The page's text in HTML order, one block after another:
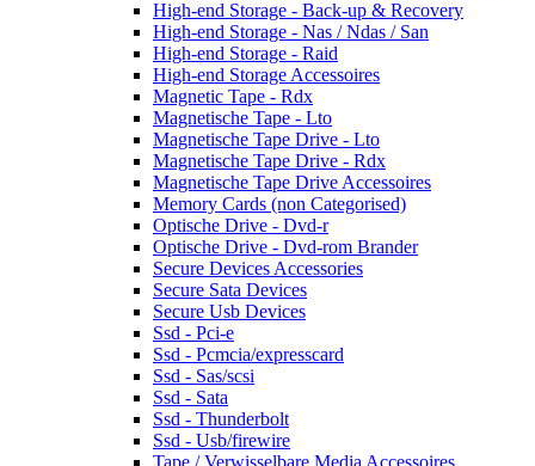
High-end Storage - Back-up & Recovery
High-end Storage - Nas / Ndas / San
High-end Storage - Raid
High-end Storage Accessoires
Magnetic Tape - Rdx
Magnetische Tape - Lto
Magnetische Tape Drive - Lto
Magnetische Tape Drive - Rdx
Magnetische Tape Drive Accessoires
Memory Cards (non Categorised)
Optische Drive - Dvd-r
Optische Drive - Dvd-rom Brander
Secure Devices Accessories
Secure Sata Devices
Secure Usb Devices
Ssd - Pci-e
Ssd - Pcmcia/expresscard
Ssd - Sas/scsi
Ssd - Sata
Ssd - Thunderbolt
Ssd - Usb/firewire
Tape / Verwisselbare Media Accessoires